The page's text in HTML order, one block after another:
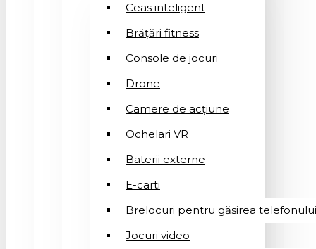
Ceas inteligent
Brățări fitness
Console de jocuri
Drone
Camere de acțiune
Ochelari VR
Baterii externe
E-carti
Brelocuri pentru găsirea telefonului
Jocuri video